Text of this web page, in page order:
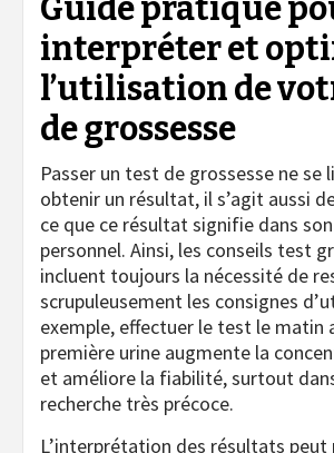
Guide pratique
interpréter et
l’utilisation de
de grossesse
Passer un test de grossesse ne se
obtenir un résultat, il s’agit aussi
ce que ce résultat signifie dans
personnel. Ainsi, les conseils test
incluent toujours la nécessité de
scrupuleusement les consignes
exemple, effectuer le test le matin
première urine augmente la
et améliore la fiabilité, surtout
recherche très précoce.
L’interprétation des résultats peut